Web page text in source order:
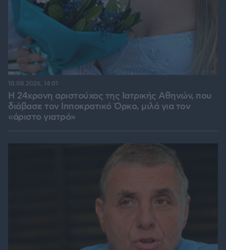
Η 24χρονη αριστούχος της Ιατρικής Αθηνών, που
διάβασε τον Ιπποκρατικό Όρκο, μιλά για τον
«άριστο γιατρό»
10.08.2026, 14:01